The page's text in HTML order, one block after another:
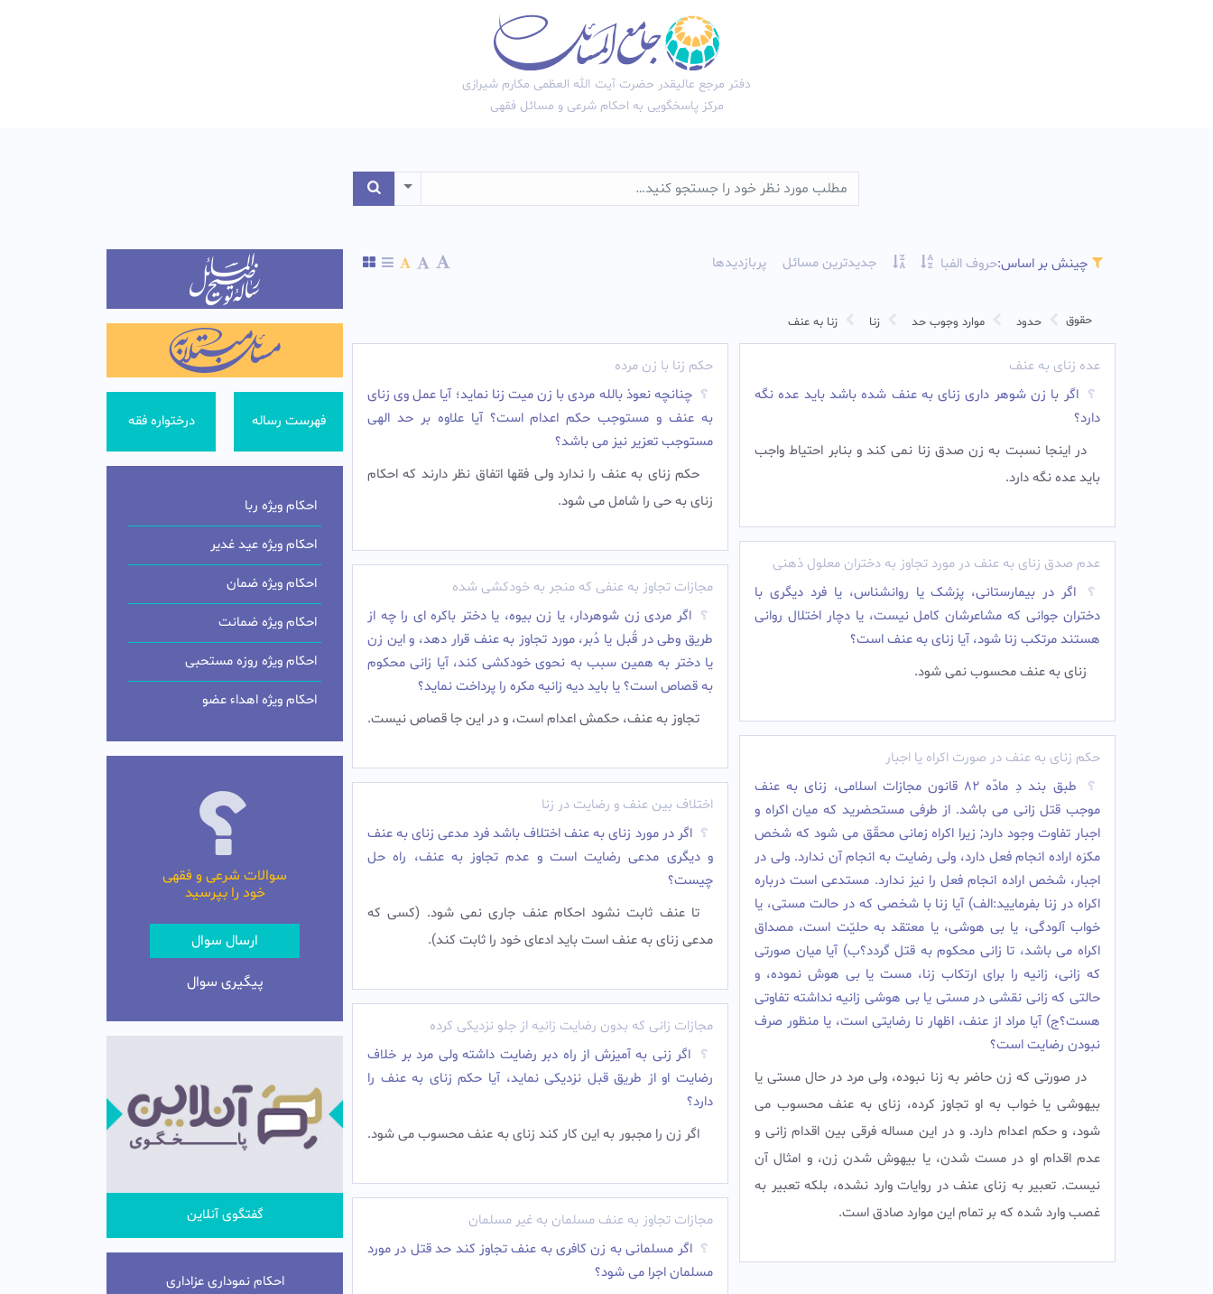
دفتر مرجع عالیقدر حضرت آیت الله العظمی مکارم شیرازی
مرکز پاسخگویی به احکام شرعی و مسائل فقهی
Toggle Dropdown
چینش بر اساس:حروف الفبا جدیدترین مسائل پربازدیدها
حقوق حدود موارد وجوب حد زنا زنا به عنف
عده زنای به عنف
اگر با زن شوهر داری زنای به عنف شده باشد باید عده نگه
دارد؟
در اینجا نسبت به زن صدق زنا نمی کند و بنابر احتیاط واجب
باید عده نگه دارد.‌
عدم صدق زنای به عنف در مورد تجاوز به دختران معلول ذهنی
اگر در بیمارستانى، پزشک یا روانشناس، یا فرد دیگرى با
دختران جوانى که مشاعرشان کامل نیست، یا دچار اختلال روانى
هستند مرتکب زنا شود، آیا زناى به عنف است؟
زناى به عنف محسوب نمى شود.‌
حکم زنای به عنف در صورت اکراه یا اجبار
طبق بند دِ مادّه 82 قانون مجازات اسلامى، زناى به عنف
موجب قتل زانى مى باشد. از طرفى مستحضرید که میان اکراه و
اجبار تفاوت وجود دارد; زیرا اکراه زمانى محقّق مى شود که شخص
مکرَه اراده انجام فعل دارد، ولى رضایت به انجام آن ندارد. ولى در
اجبار، شخص اراده انجام فعل را نیز ندارد. مستدعى است درباره
اکراه در زنا بفرمایید:الف) آیا زنا با شخصى که در حالت مستى، یا
خواب آلودگى، یا بى هوشى، یا معتقد به حلیّت است، مصداق
اکراه مى باشد، تا زانى محکوم به قتل گردد؟ب) آیا میان صورتى
که زانى، زانیه را براى ارتکاب زنا، مست یا بى هوش نموده، و
حالتى که زانى نقشى در مستى یا بى هوشى زانیه نداشته تفاوتى
هست؟ج) آیا مراد از عنف، اظهار نا رضایتى است، یا منظور صرف
نبودن رضایت است؟
در صورتى که زن حاضر به زنا نبوده، ولى مرد در حال مستى یا
بیهوشى یا خواب به او تجاوز کرده، زناى به عنف محسوب مى
شود، و حکم اعدام دارد. و در این مساله فرقى بین اقدام زانى و
عدم اقدام او در مست شدن، یا بیهوش شدن زن، و امثال آن
نیست. تعبیر به زناى عنف در روایات وارد نشده، بلکه تعبیر به
غصب وارد شده که بر تمام این موارد صادق است.‌
حکم زنا با زن مرده
چنانچه نعوذ بالله مردی با زن میت زنا نماید؛ آیا عمل وی زنای
به عنف و مستوجب حکم اعدام است؟ آیا علاوه بر حد الهی
مستوجب تعزیر نیز می باشد؟
حکم زنای به عنف را ندارد ولی فقها اتفاق نظر دارند که احکام
زنای به حی را شامل می شود.‌
مجازات تجاوز به عنفی که منجر به خودکشی شده
اگر مردى زن شوهردار، یا زن بیوه، یا دختر باکره اى را چه از
طریق وطى در قُبل یا دُبر، مورد تجاوز به عنف قرار دهد، و این زن
یا دختر به همین سبب به نحوى خودکشى کند، آیا زانى محکوم
به قصاص است؟ یا باید دیه زانیه مکره را پرداخت نماید؟
تجاوز به عنف، حکمش اعدام است، و در این جا قصاص نیست.‌
اختلاف بین عنف و رضایت در زنا
اگر در مورد زنای به عنف اختلاف باشد فرد مدعی زنای به عنف
و دیگری مدعی رضایت است و عدم تجاوز به عنف، راه حل
چیست؟
تا عنف ثابت نشود احکام عنف جاری نمی شود. (کسی که
مدعی زنای به عنف است باید ادعای خود را ثابت کند).‌
مجازات زانی که بدون رضایت زانیه از جلو نزدیکی کرده
اگر زنی به آمیزش از راه دبر رضایت داشته ولی مرد بر خلاف
رضایت او از طریق قبل نزدیکی نماید، آیا حکم زنای به عنف را
دارد؟
اگر زن را مجبور به این کار کند زنای به عنف محسوب می شود.‌
مجازات تجاوز به عنف مسلمان به غیر مسلمان
اگر مسلمانی به زن کافری به عنف تجاوز کند حد قتل در مورد
مسلمان اجرا می شود؟
فهرست رساله درختواره فقه
احکام ویژه ربا
احکام ویژه عید غدیر
احکام ویژه ضمان
احکام ویژه ضمانت
احکام ویژه روزه مستحبی
احکام ویژه اهداء عضو
سوالات شرعی و فقهی
خود را بپرسید
ارسال سوال
پیگیری سوال
گفتگوی آنلاین
احکام نموداری عزاداری